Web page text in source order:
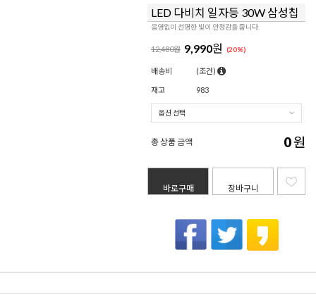
LED 다비치 일자등 30W 삼성칩
음영없이 선명한 빛이 안정감을 줍니다.
12,480원 9,990원 (20%)
배송비 (조건)
재고 983
총 상품 금액 0원
바로구매 장바구니